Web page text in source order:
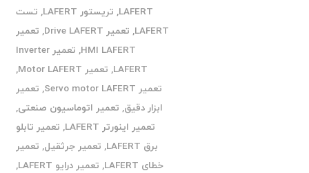
LAFERT
, تریستور LAFERT , تست
LAFERT
, تعمیر Drive LAFERT , تعمیر
HMI LAFERT
,
تعمیر Inverter
LAFERT
, تعمیر Motor LAFERT
,
تعمیر Servo motor LAFERT
, تعمیر
ابزار دقیق, تعمیر اتوماسیون صنعتی,
تعمیر اینورتر LAFERT
, تعمیر تابلو
برق LAFERT
, تعمیر جرثقیل, تعمیر
خطای LAFERT
, تعمیر درایو LAFERT
,